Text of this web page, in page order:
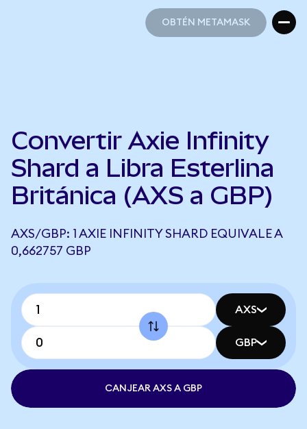
OBTÉN METAMASK
Convertir Axie Infinity
Shard a Libra Esterlina
Británica (AXS a GBP)
AXS/GBP: 1 AXIE INFINITY SHARD EQUIVALE A
0,662757 GBP
AXS
GBP
CANJEAR AXS A GBP